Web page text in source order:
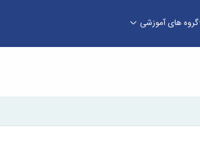
گروه های آموزشی